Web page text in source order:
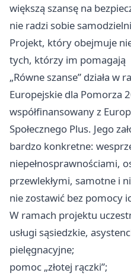
większą szansę na
nie radzi sobie
Projekt, który obejmuje
tych, którzy im pomagają
„Równe szanse” działa
Europejskie dla Pomorza
współfinansowany z
Społecznego Plus. Jego
bardzo konkretne:
niepełnosprawnościami,
przewlekłymi, samotne i
nie zostawić bez pomocy
W ramach projektu
usługi sąsiedzkie,
pielęgnacyjne;
pomoc „złotej rączki”;